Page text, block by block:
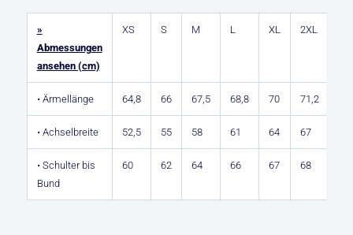
»
Abmessungen
ansehen (cm)
XS S M L XL 2XL
• Ärmellänge 64,8 66 67,5 68,8 70 71,2
• Achselbreite 52,5 55 58 61 64 67
• Schulter bis
Bund
60 62 64 66 67 68